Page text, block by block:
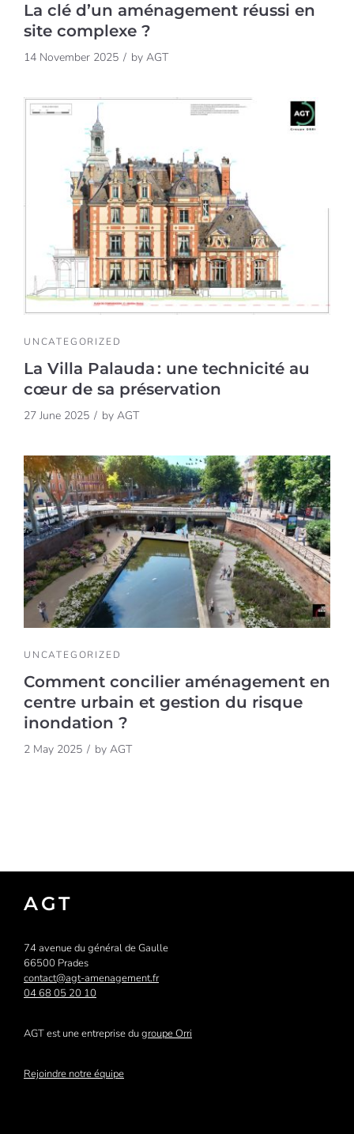
La clé d’un aménagement réussi en
site complexe ?
14 November 2025 by AGT
UNCATEGORIZED
La Villa Palauda : une technicité au
cœur de sa préservation
27 June 2025 by AGT
UNCATEGORIZED
Comment concilier aménagement en
centre urbain et gestion du risque
inondation ?
2 May 2025 by AGT
AGT
74 avenue du général de Gaulle
66500 Prades
contact@agt-amenagement.fr
04 68 05 20 10
AGT est une entreprise dugroupe Orri
Rejoindre notre équipe